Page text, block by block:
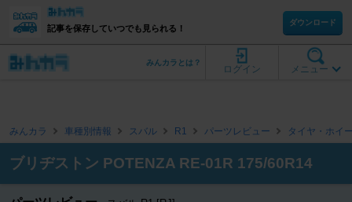
記事を保存していつでも見られる！
ダウンロード
メニュー
ログイン
みんカラとは？
みんカラ 車種別情報 スバル R1 パーツレビュー タイヤ・ホイ
ブリヂストン POTENZA RE-01R 175/60R14